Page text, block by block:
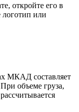
откройте его в
логотип или
МКАД составляет
объеме груза,